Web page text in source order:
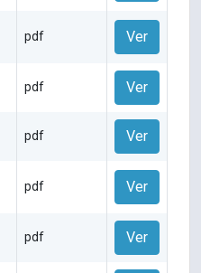
pdf Ver
pdf Ver
pdf Ver
pdf Ver
pdf Ver